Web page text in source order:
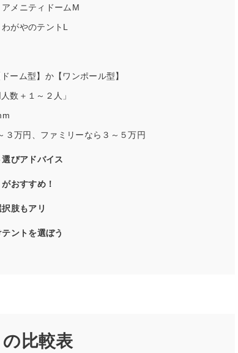
メニティドームM
がやのテントL
ーム型】か【ワンポール型】
数＋１～２人」
３万円、ファミリーなら３～５万円
びアドバイス
おすすめ！
肢もアリ
ントを選ぼう
比較表